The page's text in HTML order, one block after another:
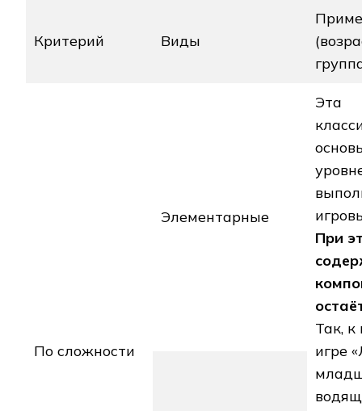
Критерий Виды
По сложности
Элементарные
Эта
При
Так, к
игре